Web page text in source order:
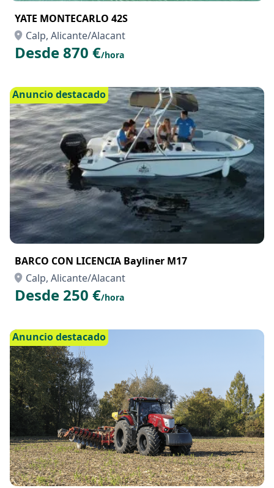
YATE MONTECARLO 42S
Calp, Alicante/Alacant
Desde 870 €/hora
Anuncio destacado
BARCO CON LICENCIA Bayliner M17
Calp, Alicante/Alacant
Desde 250 €/hora
Anuncio destacado